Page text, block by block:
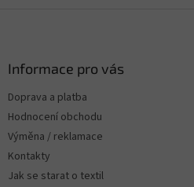
Informace pro vás
Doprava a platba
Hodnocení obchodu
Výměna / reklamace
Kontakty
Jak se starat o textil